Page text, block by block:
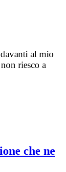
al mio
riesco a
che ne